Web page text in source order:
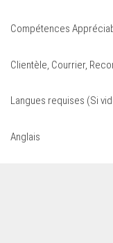
Compétences
Clientèle, Courrier,
Langues requises (Si
Anglais